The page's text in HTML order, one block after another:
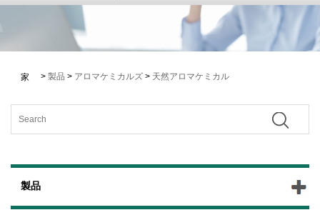
家 > 製品 > アロマケミカルズ > 天然アロマケミカル
製品